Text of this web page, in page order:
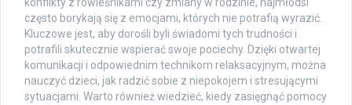
konflikty z rówieśnikami czy zmiany w rodzinie, najmłodsi
często borykają się z emocjami, których nie potrafią wyrazić.
Kluczowe jest, aby dorośli byli świadomi tych trudności i
potrafili skutecznie wspierać swoje pociechy. Dzięki otwartej
komunikacji i odpowiednim technikom relaksacyjnym, można
nauczyć dzieci, jak radzić sobie z niepokojem i stresującymi
sytuacjami. Warto również wiedzieć, kiedy zasięgnąć pomocy